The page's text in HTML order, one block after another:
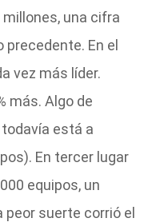
una cifra
En el
vez más líder.
más. Algo de
todavía está a
En tercer lugar
equipos, un
peor suerte corrió el